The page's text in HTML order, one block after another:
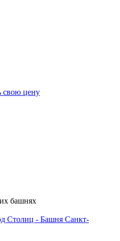
свою цену
башнях
Столиц - Башня Санкт-